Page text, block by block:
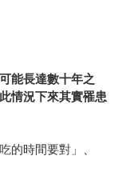
能長達數十年之
情況下來其實罹患
的時間要對」、